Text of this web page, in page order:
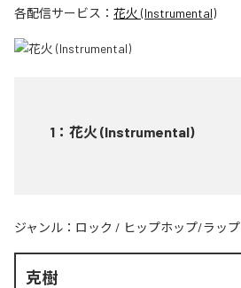
各配信サービス： 花火 (Instrumental)
1 ： 花火 (Instrumental)
ジャンル： ロック / ヒップホップ/ラップ
克樹